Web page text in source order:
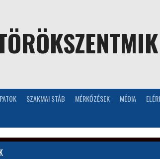
SZAKMAI STÁB MÉRKŐZÉSEK MÉDIA